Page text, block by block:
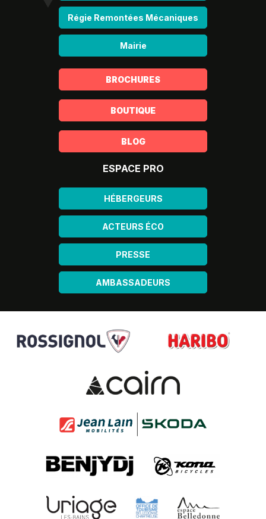
Régie Remontées Mécaniques
Mairie
BROCHURES
BOUTIQUE
BLOG
ESPACE PRO
HÉBERGEURS
ACTEURS ÉCO
PRESSE
AMBASSADEURS